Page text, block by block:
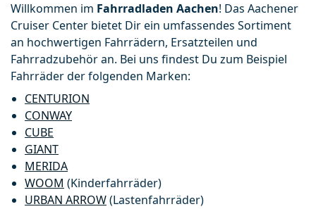
Willkommen im Fahrradladen Aachen! Das Aachener
Cruiser Center bietet Dir ein umfassendes Sortiment
an hochwertigen Fahrrädern, Ersatzteilen und
Fahrradzubehör an. Bei uns findest Du zum Beispiel
Fahrräder der folgenden Marken:
CENTURION
CONWAY
CUBE
GIANT
MERIDA
WOOM (Kinderfahrräder)
URBAN ARROW (Lastenfahrräder)